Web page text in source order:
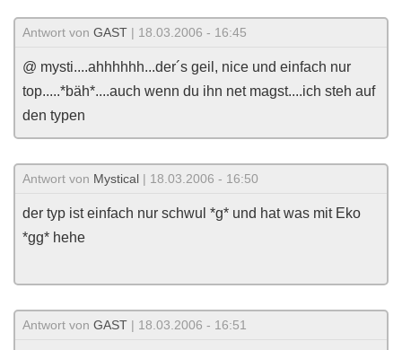
Antwort von GAST | 18.03.2006 - 16:45
@ mysti....ahhhhhh...der´s geil, nice und einfach nur
top.....*bäh*....auch wenn du ihn net magst....ich steh auf
den typen
Antwort von Mystical | 18.03.2006 - 16:50
der typ ist einfach nur schwul *g* und hat was mit Eko
*gg* hehe
Antwort von GAST | 18.03.2006 - 16:51